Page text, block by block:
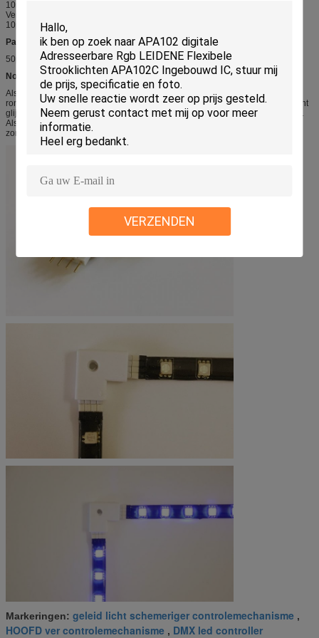
VERZENDEN
10mm breedte
Verpakking: L-vormige schakelaaradapter x de mannelijke 4pin stoppen van
10pcs+20.
Pakket:
50pcs/package
Nota:
Als u een waterdichte LEIDENE strook hebt, van silicium op de oppervlakte
rond het solderen lijngebied binnen zou moeten pellen en zacht het strooklicht
glijden in het schakelaarlichaam en u zult de schakelaargreep het lint voelen.
Als u een niet waterdichte LEIDENE strook hebt, glijd enkel binnen het lint en
zorg positieve en negatieve polengelijke ervoor.
Markeringen: geleid licht schemeriger controlemechanisme ,
HOOFD ver controlemechanisme , DMX led controller